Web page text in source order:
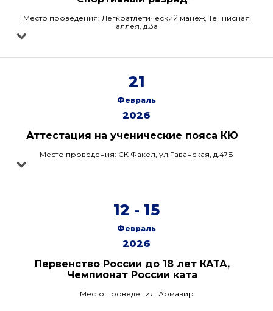
Место проведения: Легкоатлетический манеж, Теннисная
аллея, д.3а
21
Февраль
2026
Аттестация на ученические пояса КЮ
Место проведения: СК Факел, ул.Гаванская, д.47Б
12 - 15
Февраль
2026
Первенство России до 18 лет КАТА,
Чемпионат России ката
Место проведения: Армавир